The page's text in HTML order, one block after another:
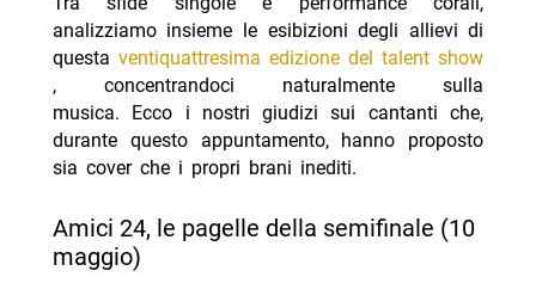
analizziamo insieme le esibizioni degli allievi di
questaventiquattresima edizione del talent show
, concentrandoci naturalmente sulla
musica. Ecco i nostri giudizi sui cantanti che,
durante questo appuntamento, hanno proposto
sia cover che i propri brani inediti.
Amici 24, le pagelle della semifinale (10
maggio)